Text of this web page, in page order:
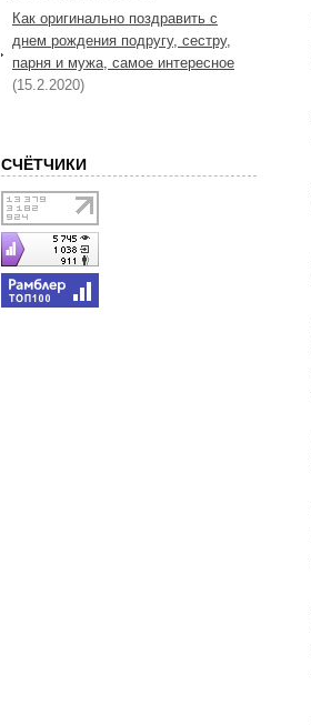
Как оригинально поздравить с
днем рождения подругу, сестру,
парня и мужа, самое интересное
(15.2.2020)
СЧЁТЧИКИ